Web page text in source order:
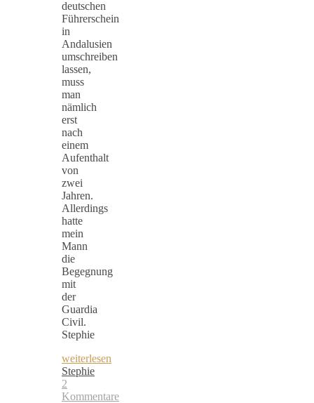
deutschen
Führerschein
in
Andalusien
umschreiben
lassen,
muss
man
nämlich
erst
nach
einem
Aufenthalt
von
zwei
Jahren.
Allerdings
hatte
mein
Mann
die
Begegnung
mit
der
Guardia
Civil.
Stephie
weiterlesen
Stephie
2
Kommentare